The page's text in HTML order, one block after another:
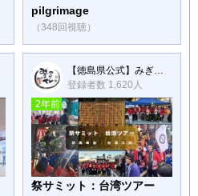
pilgrimage
（348回視聴）
【徳島県公式】みぎアゲTV
登録者数 1,620人
2年前
祭サミット：台湾ツアー